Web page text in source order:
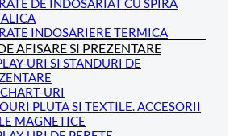
DE INDOSARIAT CU SPIRA
INDOSARIERE TERMICA
AFISARE SI PREZENTARE
URI SI STANDURI DE
URI
PLUTA SI TEXTILE. ACCESORII
MAGNETICE